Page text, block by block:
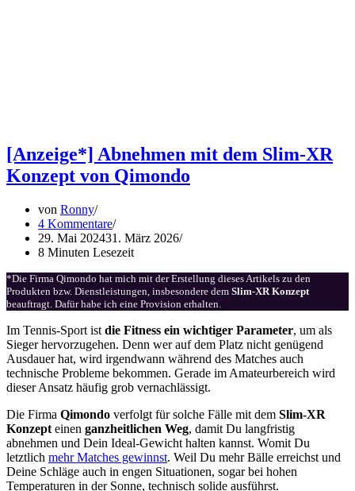
[Anzeige*] Abnehmen mit dem Slim-XR
Konzept von Qimondo
von Ronny
4 Kommentare
29. Mai 202431. März 2026
8 Minuten Lesezeit
*Die Firma Qimondo hat mich mit der Erstellung dieses Artikels zu den
Produkten bzw. Dienstleistungen, insbesondere dem Slim-XR Konzept
beauftragt. Dafür habe ich eine Provision erhalten.
Im Tennis-Sport ist die Fitness ein wichtiger Parameter, um als
Sieger hervorzugehen. Denn wer auf dem Platz nicht genügend
Ausdauer hat, wird irgendwann während des Matches auch
technische Probleme bekommen. Gerade im Amateurbereich wird
dieser Ansatz häufig grob vernachlässigt.
Die Firma Qimondo verfolgt für solche Fälle mit dem Slim-XR
Konzept einen ganzheitlichen Weg, damit Du langfristig
abnehmen und Dein Ideal-Gewicht halten kannst. Womit Du
letztlich mehr Matches gewinnst. Weil Du mehr Bälle erreichst und
Deine Schläge auch in engen Situationen, sogar bei hohen
Temperaturen in der Sonne, technisch solide ausführst.